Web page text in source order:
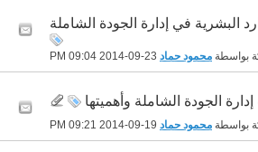
البشرية في إدارة الجودة الشاملة
بواسطة محمود حماد 09:04 PM
الجودة الشاملة وأهميتها
بواسطة محمود حماد 09:21 PM